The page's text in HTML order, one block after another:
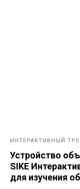
ИНТЕРАКТИВНЫЙ
Устройство
SIKE
для изучения